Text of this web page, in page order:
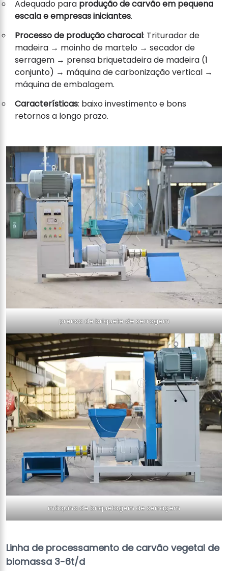
Adequado para produção de carvão em pequena
escala e empresas iniciantes.
Processo de produção charocal: Triturador de
madeira → moinho de martelo → secador de
serragem → prensa briquetadeira de madeira (1
conjunto) → máquina de carbonização vertical →
máquina de embalagem.
Características: baixo investimento e bons
retornos a longo prazo.
prensa de briquete de serragem
máquina de briquetagem de serragem
Linha de processamento de carvão vegetal de
biomassa 3-6t/d